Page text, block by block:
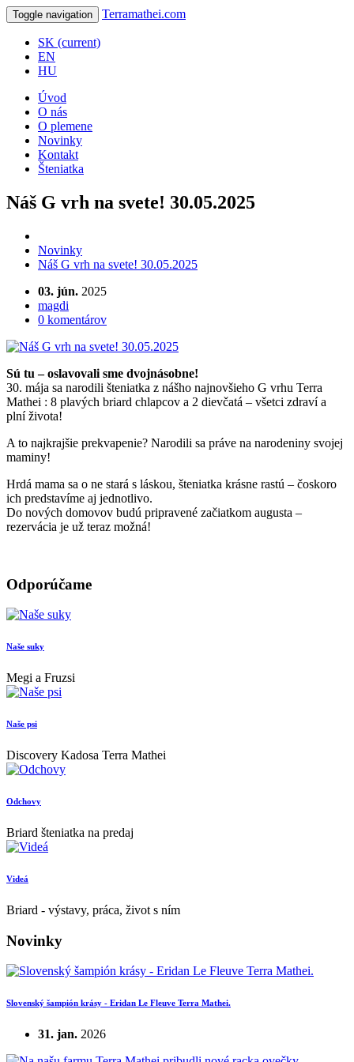
Toggle navigation Terramathei.com
SK (current)
EN
HU
Úvod
O nás
O plemene
Novinky
Kontakt
Šteniatka
Náš G vrh na svete! 30.05.2025
Novinky
Náš G vrh na svete! 30.05.2025
03. jún. 2025
magdi
0 komentárov
Sú tu – oslavovali sme dvojnásobne!
30. mája sa narodili šteniatka z nášho najnovšieho G vrhu Terra
Mathei : 8 plavých briard chlapcov a 2 dievčatá – všetci zdraví a
plní života!
A to najkrajšie prekvapenie? Narodili sa práve na narodeniny svojej
maminy!
Hrdá mama sa o ne stará s láskou, šteniatka krásne rastú – čoskoro
ich predstavíme aj jednotlivo.
Do nových domovov budú pripravené začiatkom augusta –
rezervácia je už teraz možná!
Odporúčame
Naše suky
Megi a Fruzsi
Naše psi
Discovery Kadosa Terra Mathei
Odchovy
Briard šteniatka na predaj
Videá
Briard - výstavy, práca, život s ním
Novinky
Slovenský šampión krásy - Eridan Le Fleuve Terra Mathei.
31. jan. 2026